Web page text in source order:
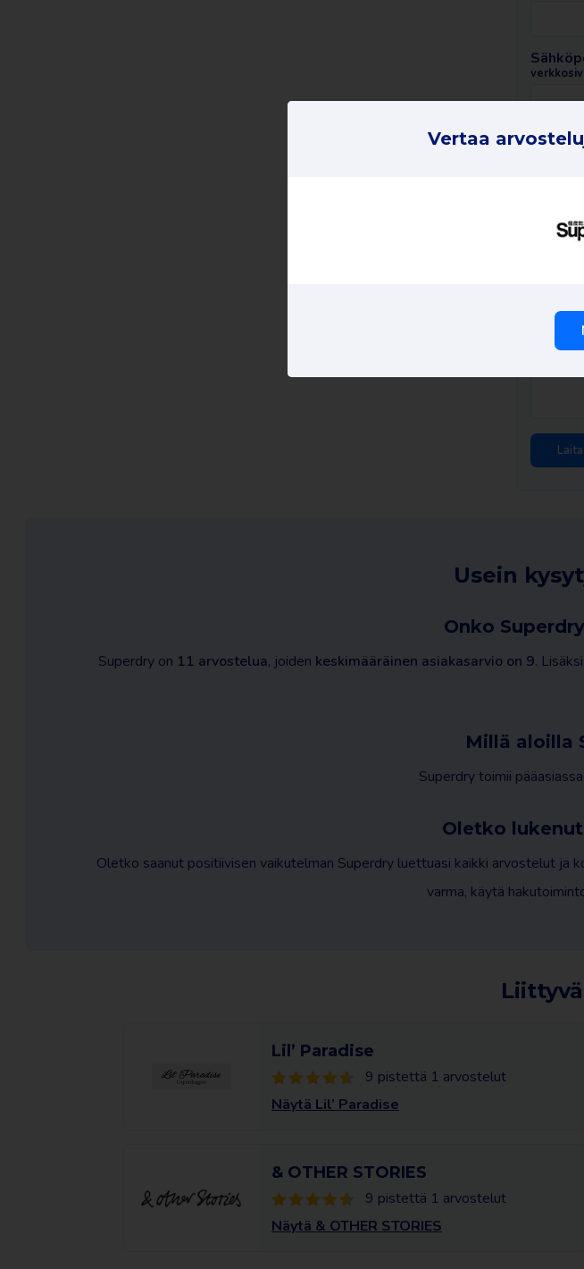
Usein
Onko
Superdry on 11 arvostelua, joiden keskimääräinen asiakasarvio on 9.
Millä aloilla
Superdry toimii
Oletko
Oletko saanut positiivisen vaikutelman Superdry luettuasi kaikki arvostelut ja
varma, käytä
Lil’ Paradise
9 pistettä 1 arvostelut
Näytä Lil’ Paradise
& OTHER STORIES
9 pistettä 1 arvostelut
Näytä & OTHER STORIES
Vertaa